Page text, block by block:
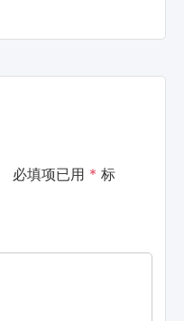
必填项已用 * 标